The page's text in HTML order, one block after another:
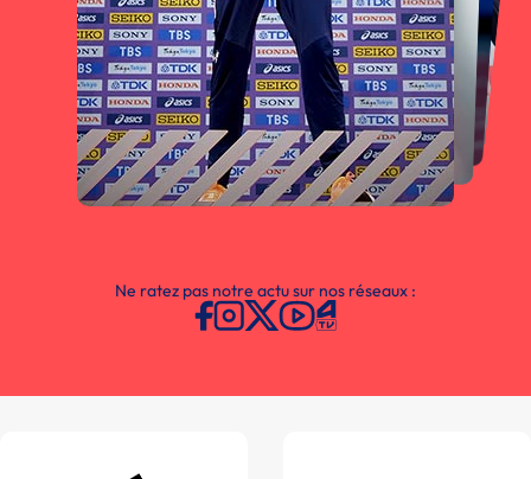
Ne ratez pas notre actu sur nos réseaux :